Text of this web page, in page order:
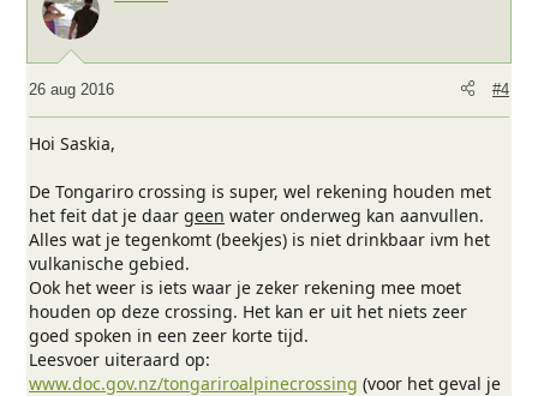
d
e
e
:
26 aug 2016 #4
Hoi Saskia,
De Tongariro crossing is super, wel rekening houden met
het feit dat je daar geen water onderweg kan aanvullen.
Alles wat je tegenkomt (beekjes) is niet drinkbaar ivm het
vulkanische gebied.
Ook het weer is iets waar je zeker rekening mee moet
houden op deze crossing. Het kan er uit het niets zeer
goed spoken in een zeer korte tijd.
Leesvoer uiteraard op:
www.doc.gov.nz/tongariroalpinecrossing (voor het geval je